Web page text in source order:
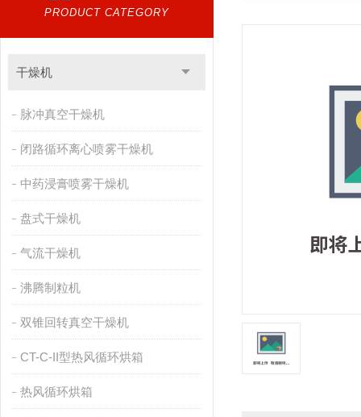
PRODUCT CATEGORY
干燥机
脉冲真空干燥机
闭路循环离心喷雾干燥机
中药浸膏喷雾干燥机
盘式干燥机
气流干燥机
沸腾制粒机
双锥回转真空干燥机
CT-C-II型热风循环烘箱
热风循环烘箱